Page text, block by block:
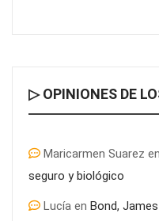
▷ OPINIONES DE
Maricarmen Suarez en
seguro y biológico
Lucía en Bond,